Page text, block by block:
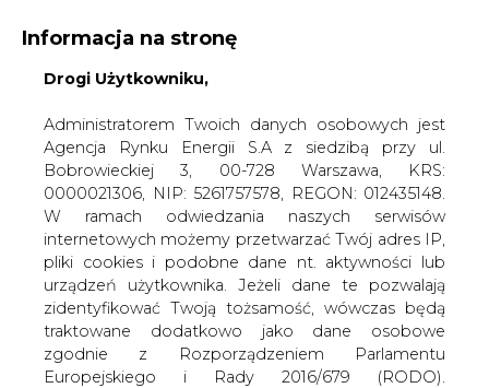
KONTAKT:
WYDAWCA PORTALU:
WYSOKI KONTRAST A A
ZALOGUJ SIĘ
Informacja na stronę
Drogi Użytkowniku,
Administratorem Twoich danych osobowych jest
Agencja Rynku Energii S.A z siedzibą przy ul.
Bobrowieckiej 3, 00-728 Warszawa, KRS:
0000021306, NIP: 5261757578, REGON: 012435148.
W ramach odwiedzania naszych serwisów
internetowych możemy przetwarzać Twój adres IP,
pliki cookies i podobne dane nt. aktywności lub
urządzeń użytkownika. Jeżeli dane te pozwalają
zidentyfikować Twoją tożsamość, wówczas będą
traktowane dodatkowo jako dane osobowe
zgodnie z Rozporządzeniem Parlamentu
Europejskiego i Rady 2016/679 (RODO).